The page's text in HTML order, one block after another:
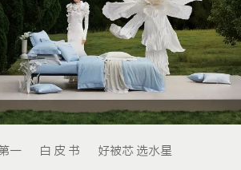
一 白 皮 书 好被芯 选水星